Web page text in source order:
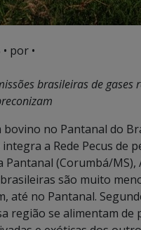
• por •
brasileiras de
no Pantanal do
a Rede Pecus de
Pantanal (Corumbá/
são muito
até no Pantanal.
região se alimentam